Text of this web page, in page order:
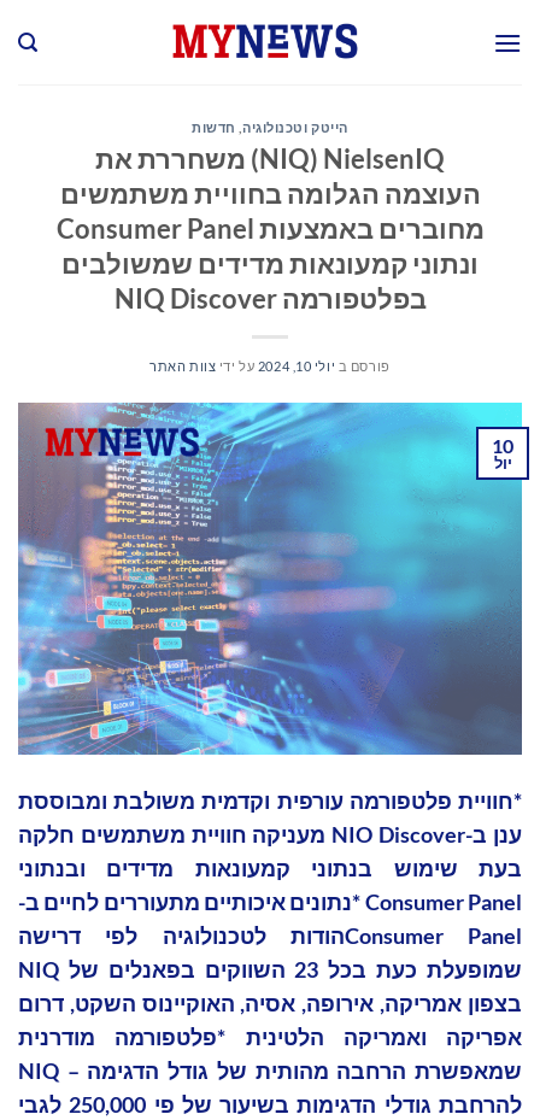
הייטק וטכנולוגיה חדשות
NielsenIQ ‏(NIQ) משחררת את
העוצמה הגלומה בחוויית משתמשים
מחוברים באמצעות Consumer Panel
ונתוני קמעונאות מדידים שמשולבים
בפלטפורמה NIQ Discover
פורסם ב יולי 10, 2024 על ידי צוות האתר
10
יול
*חוויית פלטפורמה עורפית וקדמית משולבת ומבוססת
ענן ב-NIO Discover מעניקה חוויית משתמשים חלקה
בעת שימוש בנתוני קמעונאות מדידים ובנתוני
Consumer Panel *נתונים איכותיים מתעוררים לחיים ב-
Consumer Panelהודות לטכנולוגיה לפי דרישה
שמופעלת כעת בכל 23 השווקים בפאנלים של NIQ
בצפון אמריקה, אירופה, אסיה, האוקיינוס השקט, דרום
אפריקה ואמריקה הלטינית *פלטפורמה מודרנית
שמאפשרת הרחבה מהותית של גודל הדגימה – NIQ
להרחבת גודלי הדגימות בשיעור של פי 250,000 לגבי